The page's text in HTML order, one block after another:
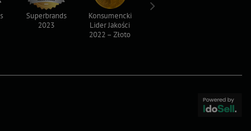
Superbrands
2023
Konsumencki
Lider Jakości
2022 – Złoto